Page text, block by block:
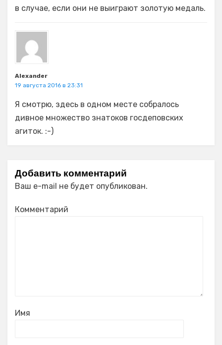
в случае, если они не выиграют золотую медаль.
Alexander
19 августа 2016 в 23:31
Я смотрю, здесь в одном месте собралось
дивное множество знатоков госдеповских
агиток. :-)
Добавить комментарий
Ваш e-mail не будет опубликован.
Комментарий
Имя